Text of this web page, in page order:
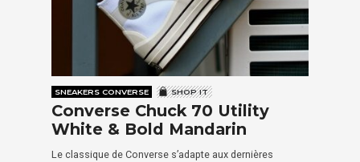
SNEAKERS CONVERSE SHOP IT
Converse Chuck 70 Utility
White & Bold Mandarin
Le classique de Converse s’adapte aux dernières